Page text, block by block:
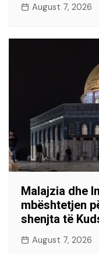
August 7, 2026
Malajzia dhe
mbështetjen
shenjta të
August 7, 2026